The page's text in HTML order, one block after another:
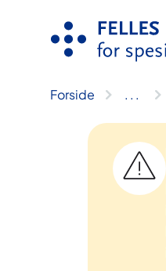
Forside .. .